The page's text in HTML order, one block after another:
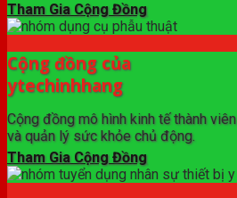
Tham Gia Cộng Đồng
Cộng đồng của
ytechinhhang
Cộng đồng mô hình kinh tế thành viên
và quản lý sức khỏe chủ động.
Tham Gia Cộng Đồng